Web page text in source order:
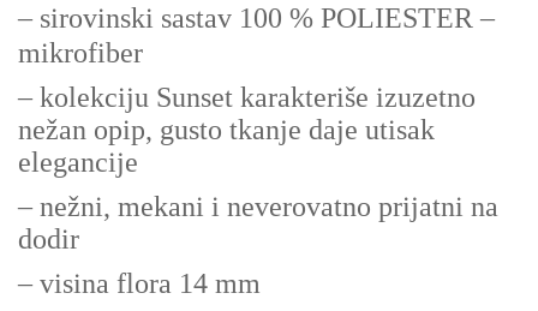
– sirovinski sastav 100 % POLIESTER –
mikrofiber
– kolekciju Sunset karakteriše izuzetno
nežan opip, gusto tkanje daje utisak
elegancije
– nežni, mekani i neverovatno prijatni na
dodir
– visina flora 14 mm